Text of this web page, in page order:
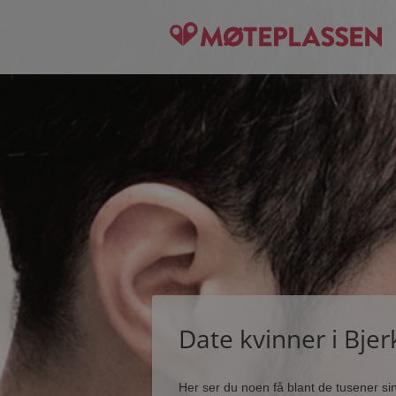
Date kvinner i
Her ser du noen få blant de tusener